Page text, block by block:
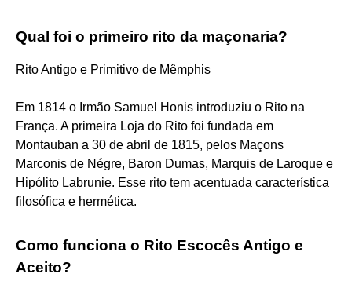
Qual foi o primeiro rito da maçonaria?
Rito Antigo e Primitivo de Mêmphis
Em 1814 o Irmão Samuel Honis introduziu o Rito na
França. A primeira Loja do Rito foi fundada em
Montauban a 30 de abril de 1815, pelos Maçons
Marconis de Négre, Baron Dumas, Marquis de Laroque e
Hipólito Labrunie. Esse rito tem acentuada característica
filosófica e hermética.
Como funciona o Rito Escocês Antigo e
Aceito?